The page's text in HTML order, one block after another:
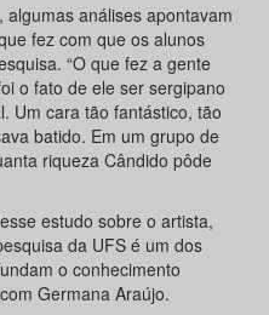
análises apontavam
fez com que os alunos
“O que fez a gente
o fato de ele ser sergipano
Um cara tão fantástico, tão
batido. Em um grupo de
riqueza Cândido pôde
estudo sobre o artista,
da UFS é um dos
o conhecimento
Germana Araújo.